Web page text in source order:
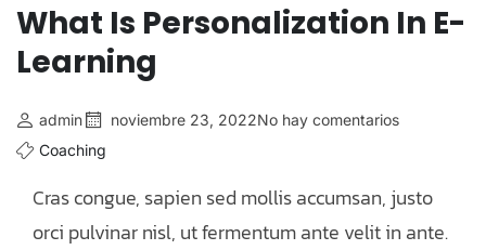
What Is Personalization In E-
Learning
admin noviembre 23, 2022No hay comentarios
Coaching
Cras congue, sapien sed mollis accumsan, justo
orci pulvinar nisl, ut fermentum ante velit in ante.